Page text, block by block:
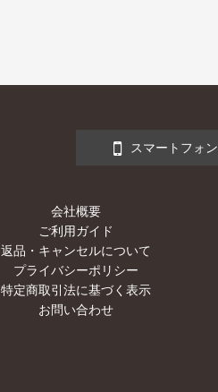
スマートフォン
会社概要
ご利用ガイド
返品・キャンセルについて
プライバシーポリシー
特定商取引法に基づく表示
お問い合わせ